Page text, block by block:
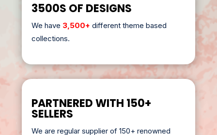
3500S OF DESIGNS
We have 3,500+ different theme based
collections.
PARTNERED WITH 150+
SELLERS
We are regular supplier of 150+ renowned